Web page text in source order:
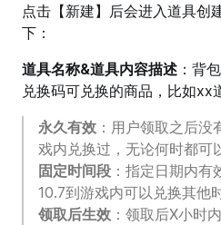
点击【新建】后会进入道具创
下：
道具名称&道具内容描述 ：背
兑换码可兑换的商品，比如xx
永久有效 ：用户领取之后
戏内兑换过，无论何时都可
固定时间段 ：指定日期内有
10.7到游戏内可以兑换其他
领取后生效 ：领取后X小时